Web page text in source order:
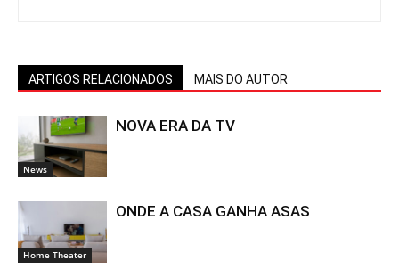
ARTIGOS RELACIONADOS MAIS DO AUTOR
News
NOVA ERA DA TV
Home Theater
ONDE A CASA GANHA ASAS